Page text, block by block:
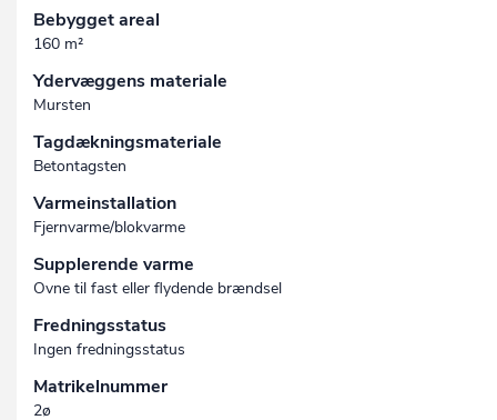
Bebygget areal
160 m²
Ydervæggens materiale
Mursten
Tagdækningsmateriale
Betontagsten
Varmeinstallation
Fjernvarme/blokvarme
Supplerende varme
Ovne til fast eller flydende brændsel
Fredningsstatus
Ingen fredningsstatus
Matrikelnummer
2ø